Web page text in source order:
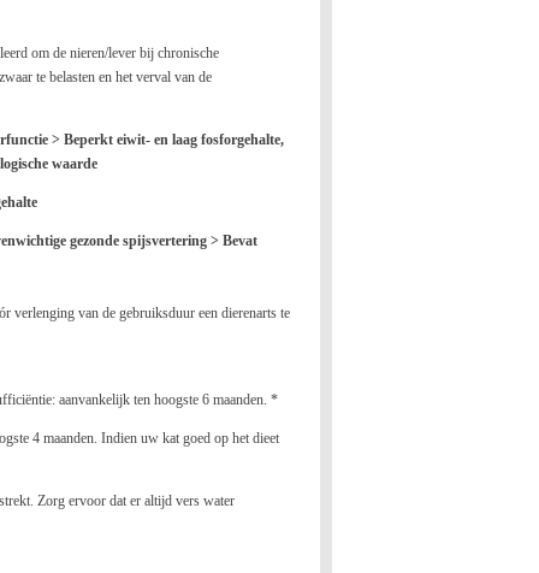
om de nieren/lever bij chronische
te belasten en het verval van de
> Beperkt eiwit- en laag fosforgehalte,
waarde
gezonde spijsvertering > Bevat
verlenging van de gebruiksduur een dierenarts te
aanvankelijk ten hoogste 6 maanden. *
4 maanden. Indien uw kat goed op het dieet
Zorg ervoor dat er altijd vers water